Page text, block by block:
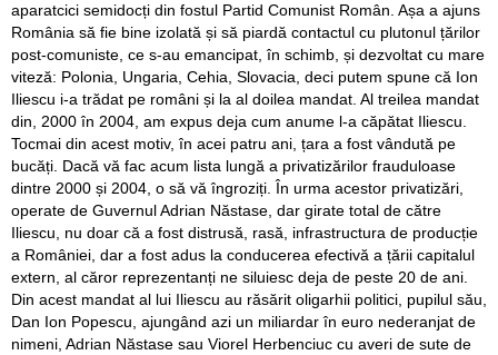
aparatcici semidocți din fostul Partid Comunist Român. Așa a ajuns
România să fie bine izolată și să piardă contactul cu plutonul țărilor
post-comuniste, ce s-au emancipat, în schimb, și dezvoltat cu mare
viteză: Polonia, Ungaria, Cehia, Slovacia, deci putem spune că Ion
Iliescu i-a trădat pe români și la al doilea mandat. Al treilea mandat
din, 2000 în 2004, am expus deja cum anume l-a căpătat Iliescu.
Tocmai din acest motiv, în acei patru ani, țara a fost vândută pe
bucăți. Dacă vă fac acum lista lungă a privatizărilor frauduloase
dintre 2000 și 2004, o să vă îngroziți. În urma acestor privatizări,
operate de Guvernul Adrian Năstase, dar girate total de către
Iliescu, nu doar că a fost distrusă, rasă, infrastructura de producție
a României, dar a fost adus la conducerea efectivă a țării capitalul
extern, al căror reprezentanți ne siluiesc deja de peste 20 de ani.
Din acest mandat al lui Iliescu au răsărit oligarhii politici, pupilul său,
Dan Ion Popescu, ajungând azi un miliardar în euro nederanjat de
nimeni, Adrian Năstase sau Viorel Herbenciuc cu averi de sute de